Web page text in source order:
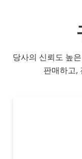
당사의 신뢰도 높
판매하고,